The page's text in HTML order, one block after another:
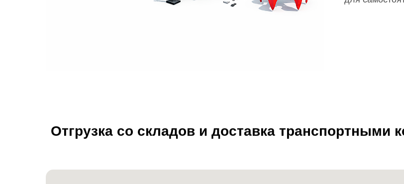
Отгрузка со складов и доставка транспортными